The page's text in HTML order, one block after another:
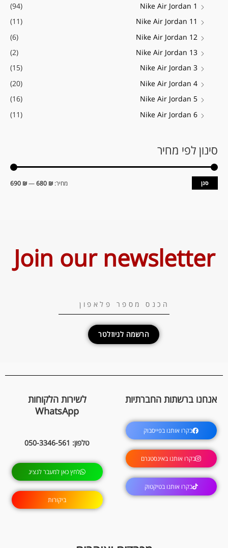
Nike Air Jordan 1
(94)
Nike Air Jordan 11
(11)
Nike Air Jordan 12
(6)
Nike Air Jordan 13
(2)
Nike Air Jordan 3
(15)
Nike Air Jordan 4
(20)
Nike Air Jordan 5
(16)
Nike Air Jordan 6
(11)
סינון לפי מחיר
סנן מחיר: ₪ 680
—
₪ 690
Join our newsletter
הרשמה לניוזלטר
אנחנו ברשתות החברתיות
בקרו אותנו בפייסבוק
בקרו אותנו באינסטגרם
בקרו אותנו בטיקטוק
לשירות הלקוחות
WhatsApp
טלפון: 050-3346-561
לחץ כאן למעבר לנציג
ביקורות